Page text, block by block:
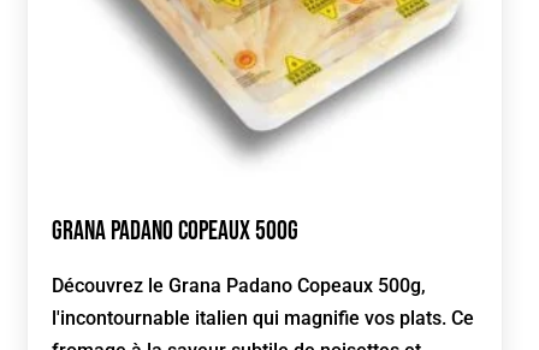
Grana Padano Copeaux 500g
Découvrez le Grana Padano Copeaux 500g,
l'incontournable italien qui magnifie vos plats. Ce